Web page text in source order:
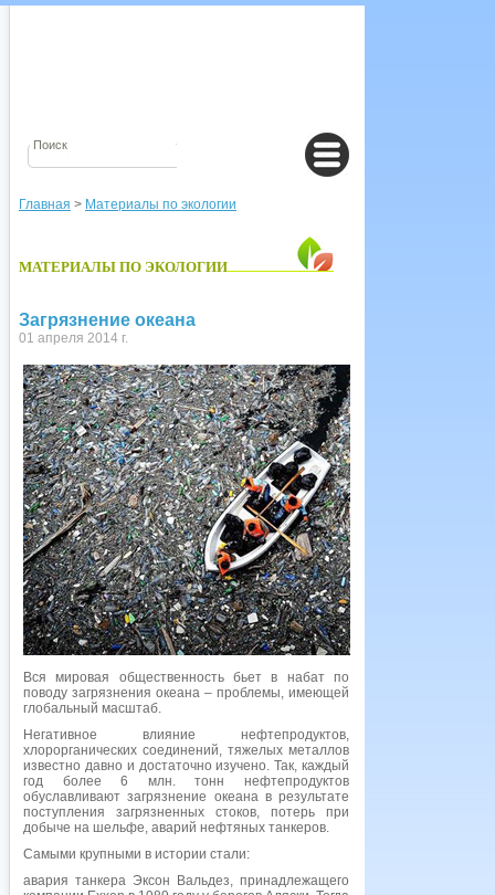
Главная > Материалы по экологии
МАТЕРИАЛЫ ПО ЭКОЛОГИИ
Загрязнение океана
01 апреля 2014 г.
Вся мировая общественность бьет в набат по
поводу загрязнения океана – проблемы, имеющей
глобальный масштаб.
Негативное влияние нефтепродуктов,
хлорорганических соединений, тяжелых металлов
известно давно и достаточно изучено. Так, каждый
год более 6 млн. тонн нефтепродуктов
обуславливают загрязнение океана в результате
поступления загрязненных стоков, потерь при
добыче на шельфе, аварий нефтяных танкеров.
Самыми крупными в истории стали:
авария танкера Эксон Вальдез, принадлежащего